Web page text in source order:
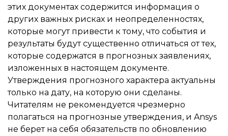
этих документах содержится информация о
других важных рисках и неопределенностях,
которые могут привести к тому, что события и
результаты будут существенно отличаться от тех,
которые содержатся в прогнозных заявлениях,
изложенных в настоящем документе.
Утверждения прогнозного характера актуальны
только на дату, на которую они сделаны.
Читателям не рекомендуется чрезмерно
полагаться на прогнозные утверждения, и Ansys
не берет на себя обязательств по обновлению